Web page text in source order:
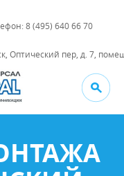
Оптический пер, д. 7,
8 (495) 640 66 70